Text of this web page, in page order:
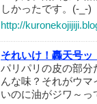
しかったです。(-_-)
http://
それいけ！轟天号
パリパリの皮の部分
んな味？それがウ
いのに油がジワ～